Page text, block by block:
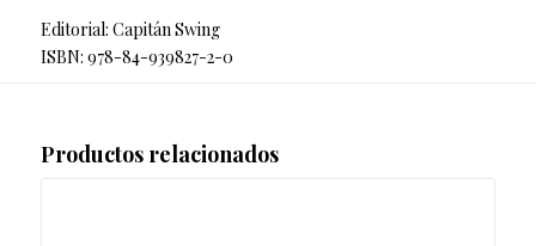
Editorial: Capitán Swing
ISBN: 978-84-939827-2-0
Productos relacionados